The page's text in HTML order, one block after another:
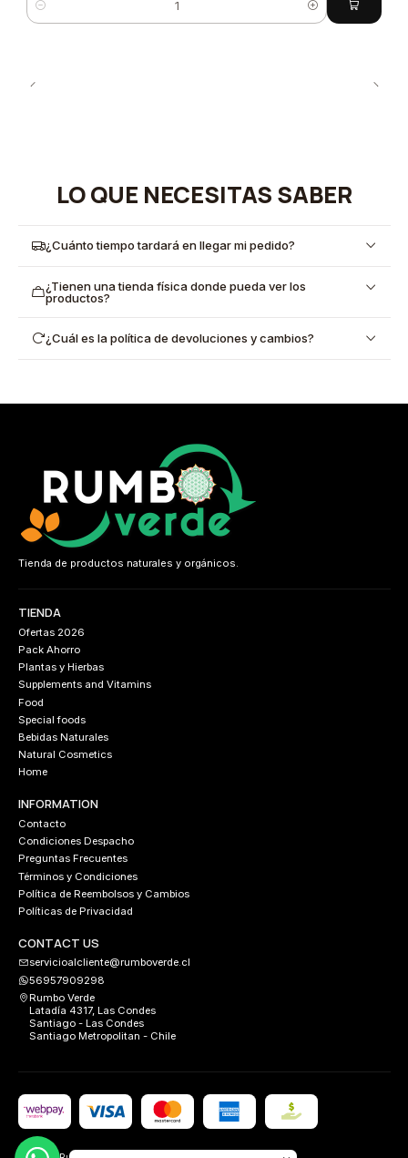
Quantity
LO QUE NECESITAS SABER
¿Cuánto tiempo tardará en llegar mi pedido?
¿Tienen una tienda física donde pueda ver los
productos?
¿Cuál es la política de devoluciones y cambios?
Tienda de productos naturales y orgánicos.
TIENDA
Ofertas 2026
Pack Ahorro
Plantas y Hierbas
Supplements and Vitamins
Food
Special foods
Bebidas Naturales
Natural Cosmetics
Home
INFORMATION
Contacto
Condiciones Despacho
Preguntas Frecuentes
Términos y Condiciones
Política de Reembolsos y Cambios
Políticas de Privacidad
CONTACT US
servicioalcliente@rumboverde.cl
56957909298
Rumbo Verde
Latadía 4317, Las Condes
Santiago - Las Condes
Santiago Metropolitan - Chile